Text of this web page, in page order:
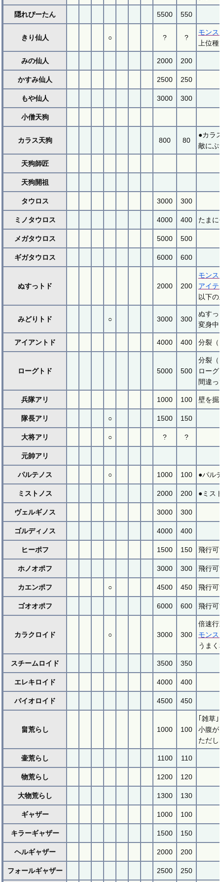
隠れぴーたん 5500 550
きり仙人 ○ ? ?
モンス
上位
みの仙人 2000 200
かすみ仙人 2500 250
もや仙人 3000 300
小僧天狗
カラス天狗 800 80
●カラ
敵にぶ
天狗師匠
天狗開祖
タウロス 3000 300
ミノタウロス 4000 400 たまに
メガタウロス 5000 500
ギガタウロス 6000 600
ぬすっトド 2000 200
モンス
アイテ
以下
みどりトド ○ 3000 300
ぬすっ
変身中
アイアントド 4000 400 分裂（
ローグトド 5000 500
分裂（
ロー
間違っ
兵隊アリ 1000 100 壁を掘
隊長アリ ○ 1500 150
大将アリ ○ ? ?
元帥アリ
パルテノス ○ 1000 100 ●パル
ミストノス 2000 200 ●ミス
ヴェルギノス 3000 300
ゴルディノス 4000 400
ヒーポフ 1500 150 飛行可
ホノオポフ 3000 300 飛行可
カエンポフ ○ 4500 450 飛行可
ゴオオポフ 6000 600 飛行可
カラクロイド ○ 3000 300
倍速行
モンス
うま
スチームロイド 3500 350
エレキロイド 4000 400
バイオロイド 4500 450
畠荒らし 1000 100
｢雑草
小腹が
ただし
壷荒らし 1100 110
物荒らし 1200 120
大物荒らし 1300 130
ギャザー 1000 100
キラーギャザー 1500 150
ヘルギャザー 2000 200
フォールギャザー 2500 250